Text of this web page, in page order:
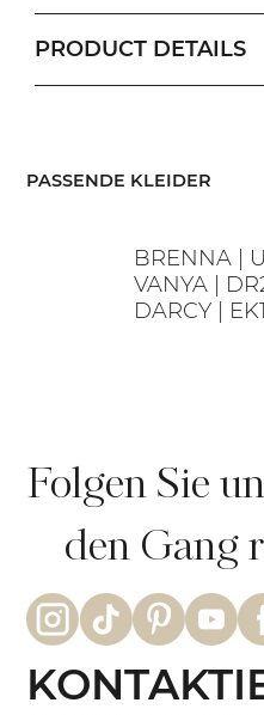
PRODUCT DETAILS
​PASSENDE KLEIDER
BRENNA |
VANYA |
DARCY |
Folgen Sie
den Gang